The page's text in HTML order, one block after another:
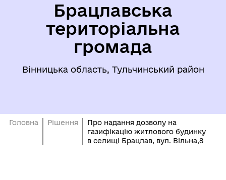
Брацлавська
територіальна
громада
Вінницька область, Тульчинський район
Головна Рішення
Про надання дозволу на
газифікацію житлового будинку
в селищі Брацлав, вул. Вільна,8